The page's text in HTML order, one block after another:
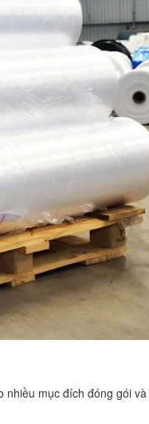
nhiều mục đích đóng gói